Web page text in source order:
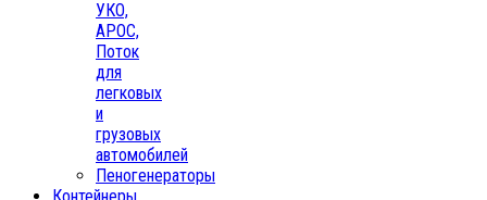
УКО,
АРОС,
Поток
для
легковых
и
грузовых
автомобилей
Пеногенераторы